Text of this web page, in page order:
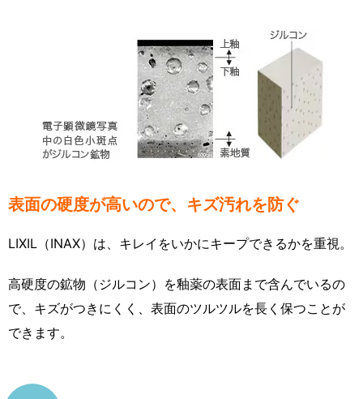
表面の硬度が高いので、キズ汚れを防ぐ
LIXIL（INAX）は、キレイをいかにキープできるかを重視。
高硬度の鉱物（ジルコン）を釉薬の表面まで含んでいるの
で、キズがつきにくく、表面のツルツルを長く保つことが
できます。